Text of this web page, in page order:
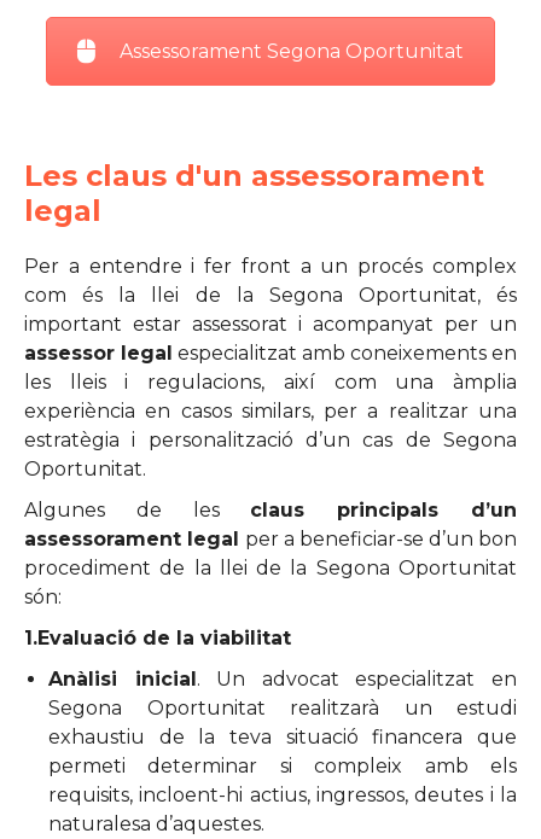
Assessorament Segona Oportunitat
Les claus d'un assessorament
legal
Per a entendre i fer front a un procés complex
com és la llei de la Segona Oportunitat, és
important estar assessorat i acompanyat per un
assessor legal especialitzat amb coneixements en
les lleis i regulacions, així com una àmplia
experiència en casos similars, per a realitzar una
estratègia i personalització d’un cas de Segona
Oportunitat.
Algunes de les claus principals d’un
assessorament legal per a beneficiar-se d’un bon
procediment de la llei de la Segona Oportunitat
són:
1.Evaluació de la viabilitat
Anàlisi inicial. Un advocat especialitzat en
Segona Oportunitat realitzarà un estudi
exhaustiu de la teva situació financera que
permeti determinar si compleix amb els
requisits, incloent-hi actius, ingressos, deutes i la
naturalesa d’aquestes.